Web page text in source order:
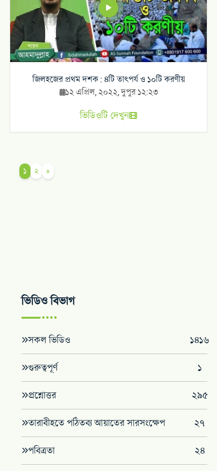
জিলহজের প্রথম দশক : ৪টি তাৎপর্য ও ১০টি করণীয়
১২ এপ্রিল, ২০২২, দুপুর ১২:২৩
ভিডিওটি দেখুন
১ ২ »
ভিডিও বিভাগ
সকল ভিডিও ১৪১৬
গুরুত্বপূর্ণ ১
প্রশ্নোত্তর ২৯৫
তারাবীহতে পঠিতব্য আয়াতের সারসংক্ষেপ ২৭
পবিত্রতা ২৪